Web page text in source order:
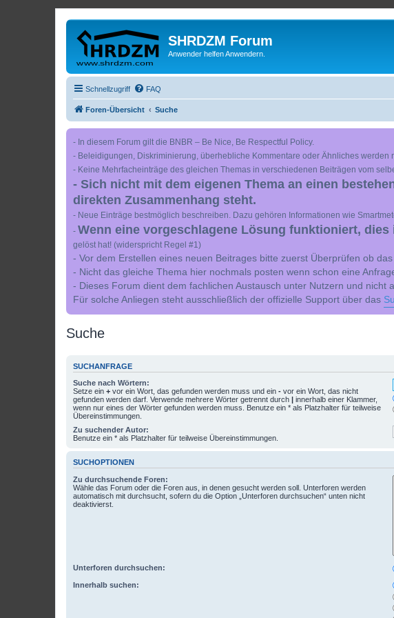
SHRDZM Forum
Anwender helfen Anwendern.
Schnellzugriff FAQ
Foren-Übersicht Suche
- In diesem Forum gilt die BNBR – Be Nice, Be Respectful Policy.
- Beleidigungen, Diskriminierung, überhebliche Kommentare oder Ähnliches werden
- Keine Mehrfacheinträge des gleichen Themas in verschiedenen Beiträgen vom
- Sich nicht mit dem eigenen Thema an einen
direkten Zusammenhang steht.
- Neue Einträge bestmöglich beschreiben. Dazu gehören Informationen wie
- Wenn eine vorgeschlagene Lösung funktioniert,
gelöst hat! (widerspricht Regel #1)
- Vor dem Erstellen eines neuen Beitrages bitte zuerst Überprüfen ob
- Nicht das gleiche Thema hier nochmals posten wenn schon eine
- Dieses Forum dient dem fachlichen Austausch unter Nutzern und
Für solche Anliegen steht ausschließlich der offizielle Support über das
Suche
SUCHANFRAGE
Suche nach Wörtern:
Setze ein + vor ein Wort, das gefunden werden muss und ein - vor ein Wort, das nicht
gefunden werden darf. Verwende mehrere Wörter getrennt durch | innerhalb einer Klammer,
wenn nur eines der Wörter gefunden werden muss. Benutze ein * als Platzhalter für teilweise
Übereinstimmungen.
Zu suchender Autor:
Benutze ein * als Platzhalter für teilweise Übereinstimmungen.
SUCHOPTIONEN
Zu durchsuchende Foren:
Wähle das Forum oder die Foren aus, in denen gesucht werden soll. Unterforen werden
automatisch mit durchsucht, sofern du die Option „Unterforen durchsuchen“ unten nicht
deaktivierst.
Unterforen durchsuchen:
Innerhalb suchen: